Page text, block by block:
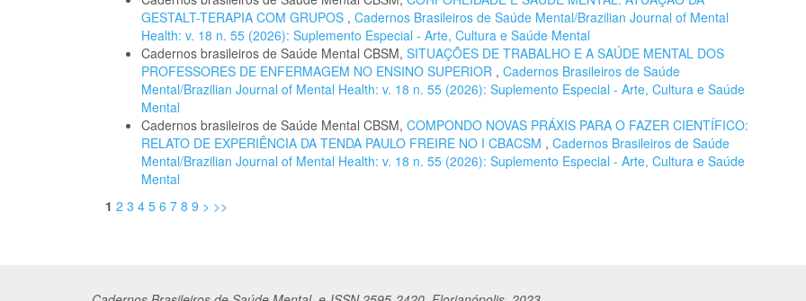
GESTALT-TERAPIA COM GRUPOS , Cadernos Brasileiros de Saúde Mental/Brazilian Journal of Mental
Health: v. 18 n. 55 (2026): Suplemento Especial - Arte, Cultura e Saúde Mental
Cadernos brasileiros de Saúde Mental CBSM, SITUAÇÕES DE TRABALHO E A SAÚDE MENTAL DOS
PROFESSORES DE ENFERMAGEM NO ENSINO SUPERIOR , Cadernos Brasileiros de Saúde
Mental/Brazilian Journal of Mental Health: v. 18 n. 55 (2026): Suplemento Especial - Arte, Cultura e Saúde
Mental
Cadernos brasileiros de Saúde Mental CBSM, COMPONDO NOVAS PRÁXIS PARA O FAZER CIENTÍFICO:
RELATO DE EXPERIÊNCIA DA TENDA PAULO FREIRE NO I CBACSM , Cadernos Brasileiros de Saúde
Mental/Brazilian Journal of Mental Health: v. 18 n. 55 (2026): Suplemento Especial - Arte, Cultura e Saúde
Mental
1 2 3 4 5 6 7 8 9 > >>